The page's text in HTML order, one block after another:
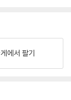
에서 팔기